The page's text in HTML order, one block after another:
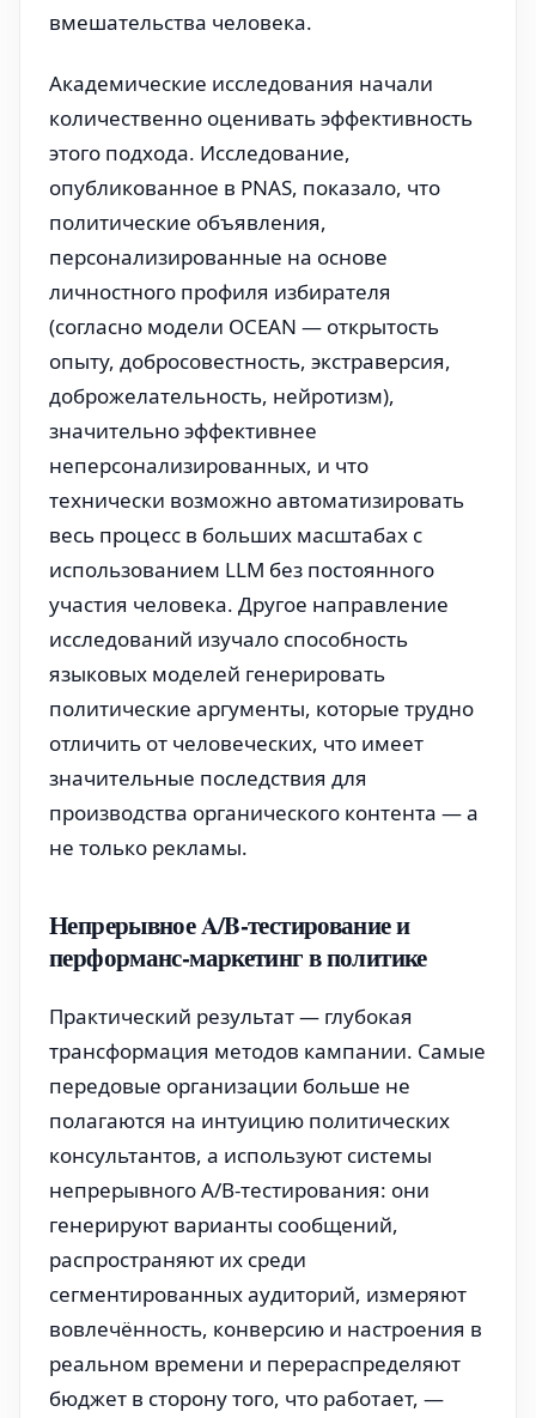
вмешательства человека.
Академические исследования начали
количественно оценивать эффективность
этого подхода. Исследование,
опубликованное в PNAS, показало, что
политические объявления,
персонализированные на основе
личностного профиля избирателя
(согласно модели OCEAN — открытость
опыту, добросовестность, экстраверсия,
доброжелательность, нейротизм),
значительно эффективнее
неперсонализированных, и что
технически возможно автоматизировать
весь процесс в больших масштабах с
использованием LLM без постоянного
участия человека. Другое направление
исследований изучало способность
языковых моделей генерировать
политические аргументы, которые трудно
отличить от человеческих, что имеет
значительные последствия для
производства органического контента — а
не только рекламы.
Непрерывное A/B-тестирование и
перформанс-маркетинг в политике
Практический результат — глубокая
трансформация методов кампании. Самые
передовые организации больше не
полагаются на интуицию политических
консультантов, а используют системы
непрерывного A/B-тестирования: они
генерируют варианты сообщений,
распространяют их среди
сегментированных аудиторий, измеряют
вовлечённость, конверсию и настроения в
реальном времени и перераспределяют
бюджет в сторону того, что работает, —